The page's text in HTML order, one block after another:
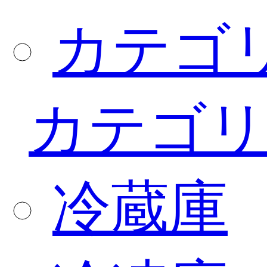
カテゴ
カテゴリ
冷蔵庫